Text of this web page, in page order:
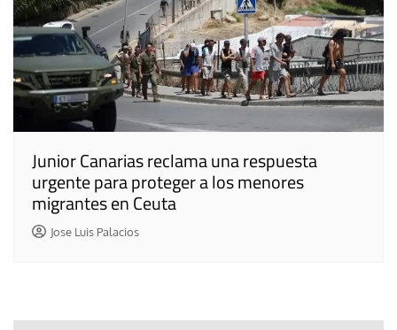
Junior Canarias reclama una respuesta
urgente para proteger a los menores
migrantes en Ceuta
Jose Luis Palacios